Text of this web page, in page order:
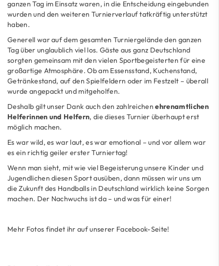
ganzen Tag im Einsatz waren, in die Entscheidung eingebunden
wurden und den weiteren Turnierverlauf tatkräftig unterstützt
haben.
Generell war auf dem gesamten Turniergelände den ganzen
Tag über unglaublich viel los. Gäste aus ganz Deutschland
sorgten gemeinsam mit den vielen Sportbegeisterten für eine
großartige Atmosphäre. Ob am Essensstand, Kuchenstand,
Getränkestand, auf den Spielfeldern oder im Festzelt – überall
wurde angepackt und mitgeholfen.
Deshalb gilt unser Dank auch den zahlreichenehrenamtlichen
Helferinnen und Helfern, die dieses Turnier überhaupt erst
möglich machen.
Es war wild, es war laut, es war emotional – und vor allem war
es ein richtig geiler erster Turniertag!
Wenn man sieht, mit wie viel Begeisterung unsere Kinder und
Jugendlichen diesen Sport ausüben, dann müssen wir uns um
die Zukunft des Handballs in Deutschland wirklich keine Sorgen
machen. Der Nachwuchs ist da – und was für einer!
Mehr Fotos findet ihr auf unserer Facebook-Seite!